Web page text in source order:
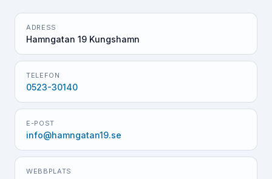
ADRESS
Hamngatan 19 Kungshamn
TELEFON
0523-30140
E-POST
info@hamngatan19.se
WEBBPLATS